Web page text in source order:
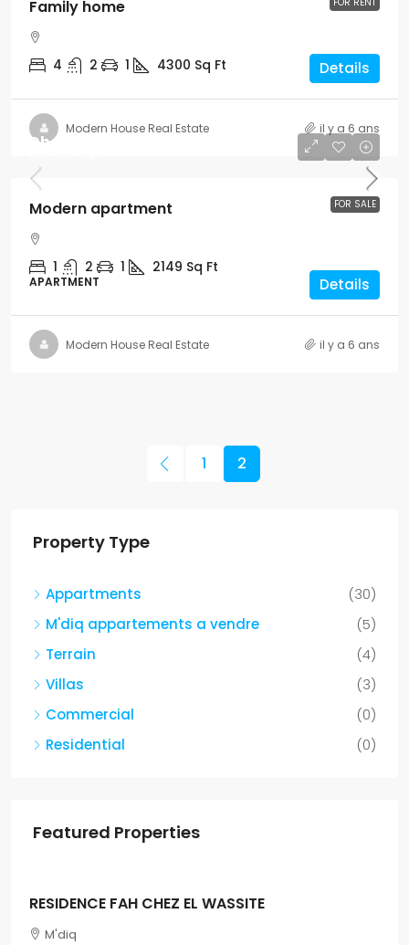
Family home
4 2 1 4300 Sq Ft Details
Modern House Real Estate il y a 6 ans
FOR SALE
Dh450,000
Modern apartment
1 2 1 2149 Sq Ft
APARTMENT Details
Modern House Real Estate il y a 6 ans
1 2
Property Type
Appartments
(30)
M'diq appartements a vendre
(5)
Terrain
(4)
Villas
(3)
Commercial
(0)
Residential
(0)
Featured Properties
RESIDENCE FAH CHEZ EL WASSITE
M'diq